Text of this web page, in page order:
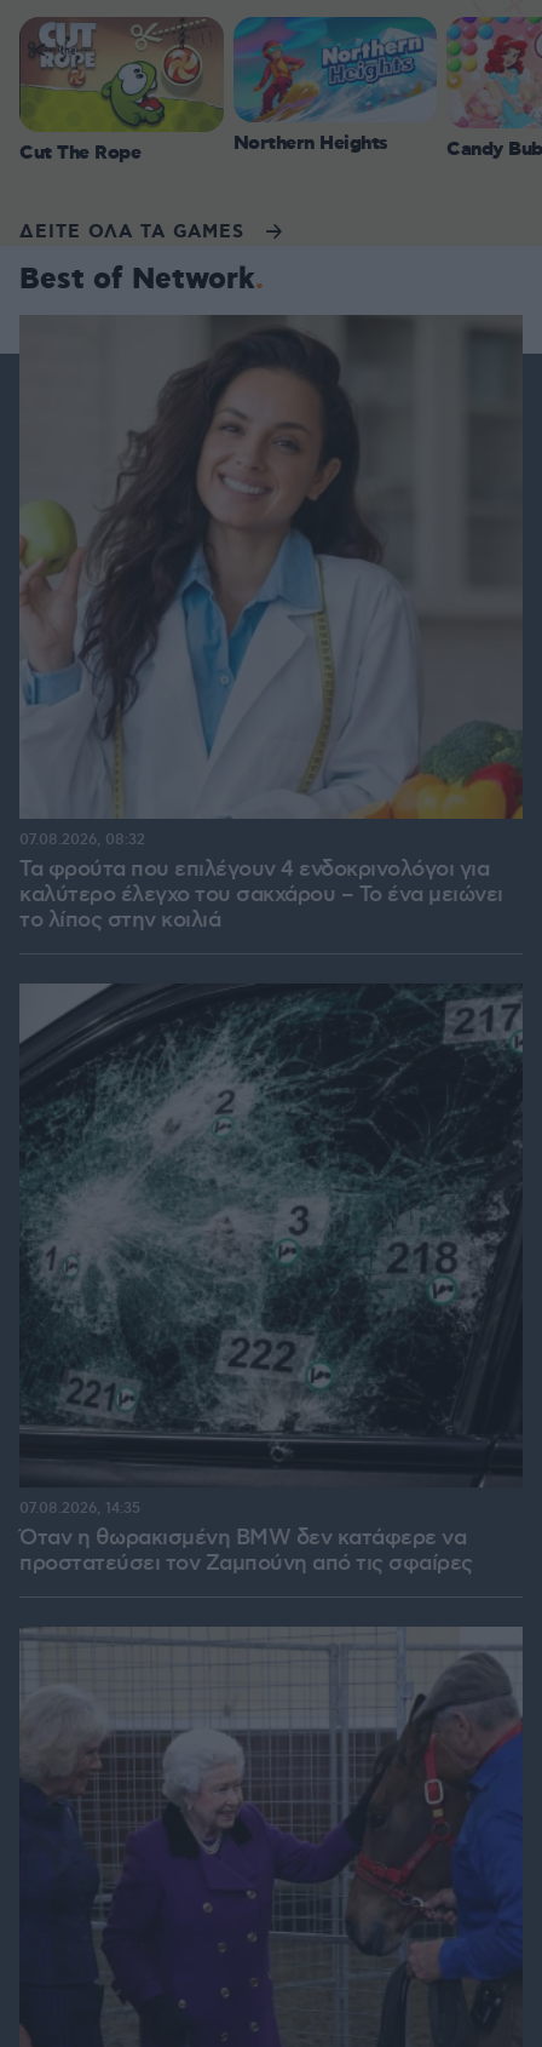
Cut The Rope Northern Heights Candy
ΔΕΙΤΕ ΟΛΑ ΤΑ GAMES
Best of Network
Τα φρούτα που επιλέγουν 4 ενδοκρινολόγοι για
καλύτερο έλεγχο του σακχάρου – Το ένα μειώνει
το λίπος στην κοιλιά
07.08.2026, 08:32
Όταν η θωρακισμένη BMW δεν κατάφερε να
προστατεύσει τον Ζαμπούνη από τις σφαίρες
07.08.2026, 14:35